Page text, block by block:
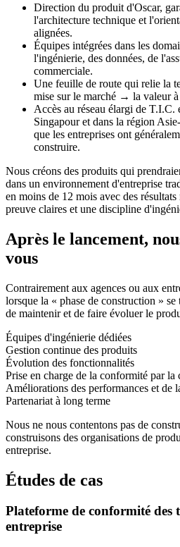
Direction du produit d'Oscar,
l'architecture technique et
alignées.
Équipes intégrées dans les
l'ingénierie, des données, de
commerciale.
Une feuille de route qui relie
mise sur le marché → la valeur
Accès au réseau élargi de
Singapour et dans la région
que les entreprises ont
construire.
Nous créons des produits qui
dans un environnement d'entreprise
en moins de 12 mois avec des résultats
preuve claires et une discipline
Après le lancement,
vous
Contrairement aux agences ou aux
lorsque la « phase de construction »
de maintenir et de faire évoluer le
Équipes d'ingénierie dédiées
Gestion continue des produits
Évolution des fonctionnalités
Prise en charge de la conformité par la
Améliorations des performances et de
Partenariat à long terme
Nous ne nous contentons pas de
construisons des organisations de
entreprise.
Études de cas
Plateforme de conformité des
entreprise